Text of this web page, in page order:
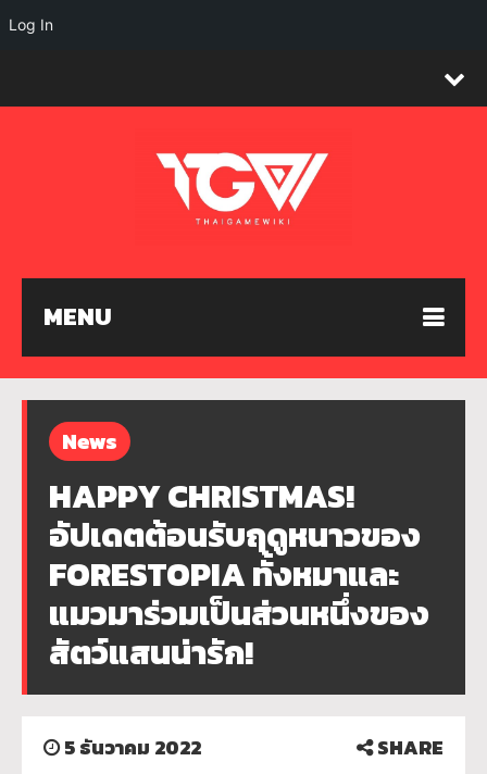
MENU
News
HAPPY CHRISTMAS!
อัปเดตต้อนรับฤดูหนาวของ
FORESTOPIA ทั้งหมาและ
แมวมาร่วมเป็นส่วนหนึ่งของ
สัตว์แสนน่ารัก!
5 ธันวาคม 2022 SHARE
Log In